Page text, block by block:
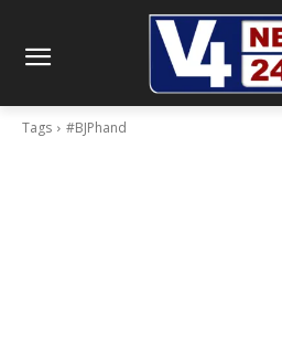
Tags #BJPhand